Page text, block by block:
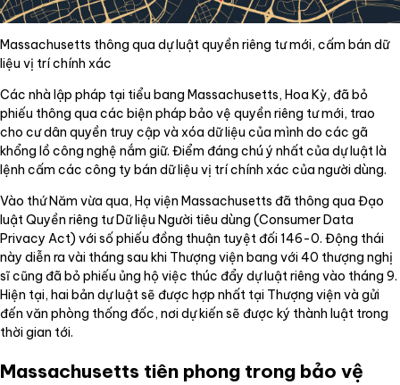
Massachusetts thông qua dự luật quyền riêng tư mới, cấm bán dữ
liệu vị trí chính xác
Các nhà lập pháp tại tiểu bang Massachusetts, Hoa Kỳ, đã bỏ
phiếu thông qua các biện pháp bảo vệ quyền riêng tư mới, trao
cho cư dân quyền truy cập và xóa dữ liệu của mình do các gã
khổng lồ công nghệ nắm giữ. Điểm đáng chú ý nhất của dự luật là
lệnh cấm các công ty bán dữ liệu vị trí chính xác của người dùng.
Vào thứ Năm vừa qua, Hạ viện Massachusetts đã thông qua Đạo
luật Quyền riêng tư Dữ liệu Người tiêu dùng (Consumer Data
Privacy Act) với số phiếu đồng thuận tuyệt đối 146-0. Động thái
này diễn ra vài tháng sau khi Thượng viện bang với 40 thượng nghị
sĩ cũng đã bỏ phiếu ủng hộ việc thúc đẩy dự luật riêng vào tháng 9.
Hiện tại, hai bản dự luật sẽ được hợp nhất tại Thượng viện và gửi
đến văn phòng thống đốc, nơi dự kiến sẽ được ký thành luật trong
thời gian tới.
Massachusetts tiên phong trong bảo vệ